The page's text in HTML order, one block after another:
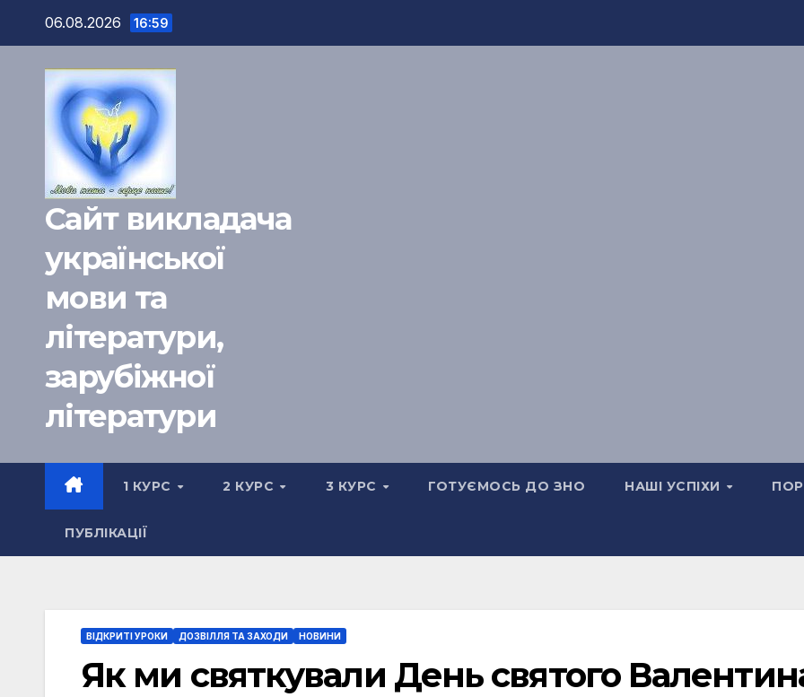
Перейти
содержимому
06.08.2026 16:59
Сайт викладача
української
мови та
літератури,
зарубіжної
літератури
1 КУРС 2 КУРС 3 КУРС ГОТУЄМОСЬ ДО ЗНО НАШІ УСПІХИ
ПУБЛІКАЦІЇ
ВІДКРИТІ УРОКИ ДОЗВІЛЛЯ ТА ЗАХОДИ НОВИНИ
Як ми святкували День святого